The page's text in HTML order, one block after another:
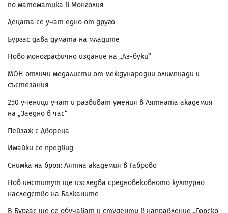
по математика в Монголия
Децата се учат едно от друго
Бургас дава думата на младите
Ново монографично издание на „Аз-буки“
МОН отличи медалисти от международни олимпиади и
състезания
250 ученици учат и развиват умения в Лятната академия
на „Заедно в час“
Пейзаж с Двореца
Имайки се предвид
Снимка на броя: Лятна академия в Габрово
Нов институт ще изследва средновековното културно
наследство на Балканите
В Бургас ще се обучават и студенти в направление „Горско